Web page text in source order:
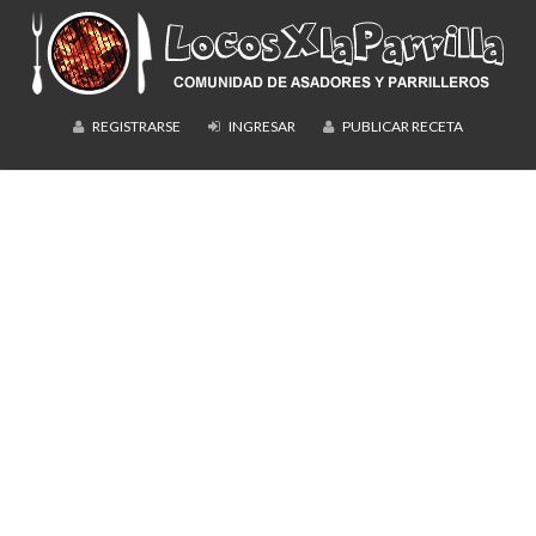
REGISTRARSE INGRESAR PUBLICAR RECETA